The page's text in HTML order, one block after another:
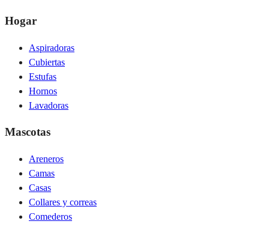
Hogar
Aspiradoras
Cubiertas
Estufas
Hornos
Lavadoras
Mascotas
Areneros
Camas
Casas
Collares y correas
Comederos